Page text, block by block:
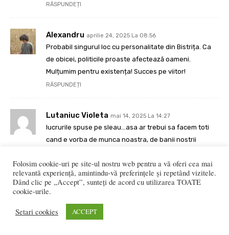
RĂSPUNDEȚI
Alexandru aprilie 24, 2025 La 08:56
Probabil singurul loc cu personalitate din Bistrița. Ca
de obicei, politicile proaste afectează oameni.
Mulțumim pentru existența! Succes pe viitor!
RĂSPUNDEȚI
Lutaniuc Violeta mai 14, 2025 La 14:27
lucrurile spuse pe sleau…asa ar trebui sa facem toti
cand e vorba de munca noastra, de banii nostrii
pacate cata dreptate are aceasta poveste!
RĂSPUNDEȚI
LĂSAȚI UN MESAJ
Folosim cookie-uri pe site-ul nostru web pentru a vă oferi cea mai
relevantă experiență, amintindu-vă preferințele și repetând vizitele.
Dând clic pe „Accept”, sunteți de acord cu utilizarea TOATE
cookie-urile.
Setari cookies ACCEPT